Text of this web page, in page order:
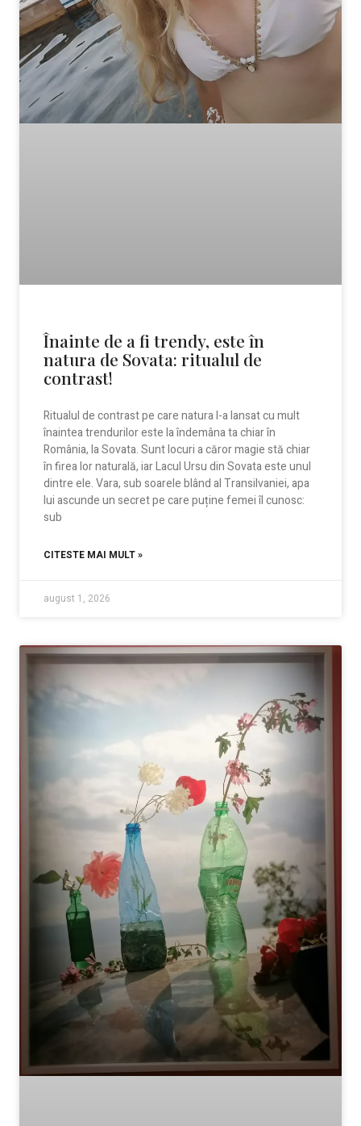
Înainte de a fi trendy, este în
natura de Sovata: ritualul de
contrast!
Ritualul de contrast pe care natura l-a lansat cu mult
înaintea trendurilor este la îndemâna ta chiar în
România, la Sovata. Sunt locuri a căror magie stă chiar
în firea lor naturală, iar Lacul Ursu din Sovata este unul
dintre ele. Vara, sub soarele blând al Transilvaniei, apa
lui ascunde un secret pe care puține femei îl cunosc:
sub
CITESTE MAI MULT »
august 1, 2026